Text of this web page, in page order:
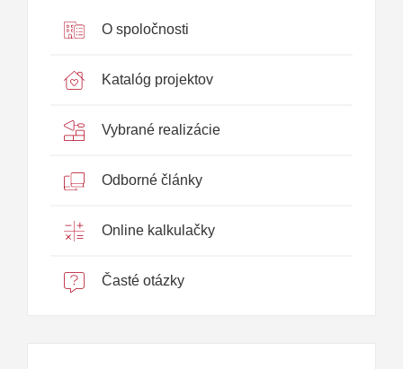
O spoločnosti
Katalóg projektov
Vybrané realizácie
Odborné články
Online kalkulačky
Časté otázky